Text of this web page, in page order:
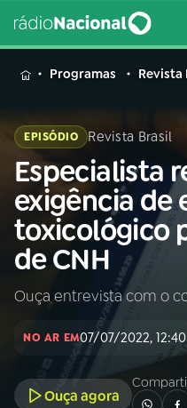
MENU
Buscar
na
Rádio
Nacional
INÍCIO
02A RÁDIO
Programas Revista
EPISÓDIO Revista Brasil
Especialista
exigência de
toxicológico
de CNH
Ouça entrevista com o
NO AR EM07/07/2022, 12:40
Ouça agora